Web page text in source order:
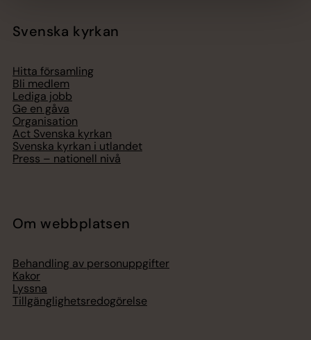
Svenska kyrkan
Hitta församling
Bli medlem
Lediga jobb
Ge en gåva
Organisation
Act Svenska kyrkan
Svenska kyrkan i utlandet
Press – nationell nivå
Om webbplatsen
Behandling av personuppgifter
Kakor
Lyssna
Tillgänglighetsredogörelse